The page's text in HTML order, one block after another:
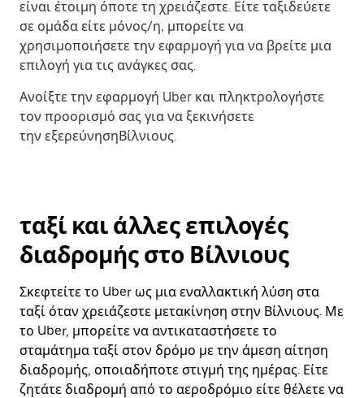
είναι έτοιμη όποτε τη χρειάζεστε. Είτε ταξιδεύετε
σε ομάδα είτε μόνος/η, μπορείτε να
χρησιμοποιήσετε την εφαρμογή για να βρείτε μια
επιλογή για τις ανάγκες σας.
Ανοίξτε την εφαρμογή Uber και πληκτρολογήστε
τον προορισμό σας για να ξεκινήσετε
την εξερεύνησηΒίλνιους.
ταξί και άλλες επιλογές
διαδρομής στο Βίλνιους
Σκεφτείτε το Uber ως μια εναλλακτική λύση στα
ταξί όταν χρειάζεστε μετακίνηση στην Βίλνιους. Με
το Uber, μπορείτε να αντικαταστήσετε το
σταμάτημα ταξί στον δρόμο με την άμεση αίτηση
διαδρομής, οποιαδήποτε στιγμή της ημέρας. Είτε
ζητάτε διαδρομή από το αεροδρόμιο είτε θέλετε να